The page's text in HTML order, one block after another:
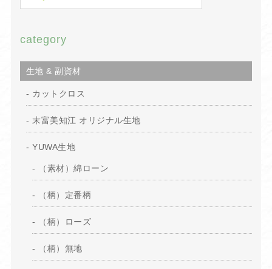
category
生地 & 副資材
カットクロス
末富美知江 オリジナル生地
YUWA生地
（素材）綿ローン
（柄）定番柄
（柄）ローズ
（柄）無地